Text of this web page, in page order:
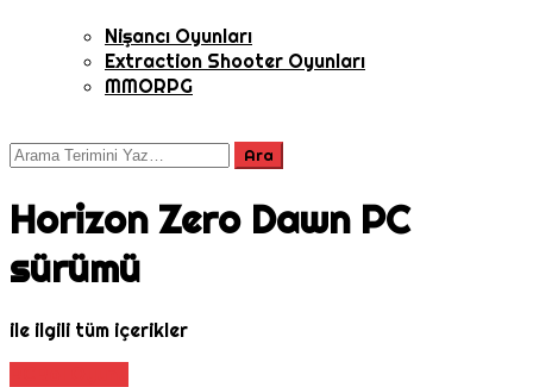
Nişancı Oyunları
Extraction Shooter Oyunları
MMORPG
Horizon Zero Dawn PC
sürümü
ile ilgili tüm içerikler